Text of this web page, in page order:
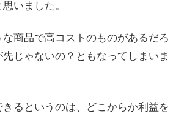
いました。
商品で高コストのものがあるだろ
じゃないの？ともなってしまいま
るというのは、どこからか利益を